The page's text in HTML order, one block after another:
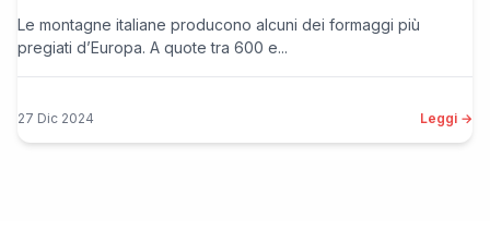
Le montagne italiane producono alcuni dei formaggi più
pregiati d’Europa. A quote tra 600 e...
27 Dic 2024 Leggi →